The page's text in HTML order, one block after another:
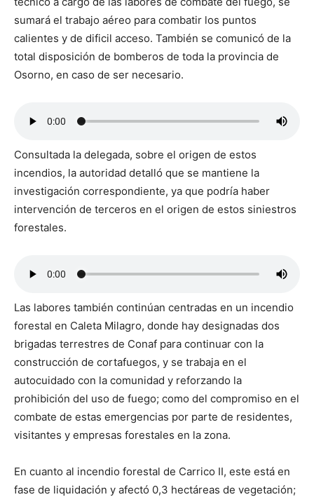
sumará el trabajo aéreo para combatir los puntos
calientes y de dificil acceso. También se comunicó de la
total disposición de bomberos de toda la provincia de
Osorno, en caso de ser necesario.
Consultada la delegada, sobre el origen de estos
incendios, la autoridad detalló que se mantiene la
investigación correspondiente, ya que podría haber
intervención de terceros en el origen de estos siniestros
forestales.
Las labores también continúan centradas en un incendio
forestal en Caleta Milagro, donde hay designadas dos
brigadas terrestres de Conaf para continuar con la
construcción de cortafuegos, y se trabaja en el
autocuidado con la comunidad y reforzando la
prohibición del uso de fuego; como del compromiso en el
combate de estas emergencias por parte de residentes,
visitantes y empresas forestales en la zona.
En cuanto al incendio forestal de Carrico II, este está en
fase de liquidación y afectó 0,3 hectáreas de vegetación;